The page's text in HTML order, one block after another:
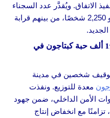
الاتفاق. ويُقدَّر عدد السجناء
السوريين في السجون اللبنانية بنحو 2,250 شخصًا، من بينهم قرابة
وزارة الداخلية السورية تضبط 150 ألف حبة كبتاجون في
توقيف شخصين في مدينة
معدة للتوزيع. ونفذت
الأمن الداخلي، ضمن جهود
مع انخفاض إنتاج